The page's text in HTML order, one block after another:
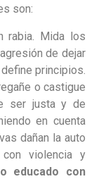
son:
rabia. Mida los
de dejar
principios.
o castigue
ser justa y de
en cuenta
dañan la auto
violencia y
educado con